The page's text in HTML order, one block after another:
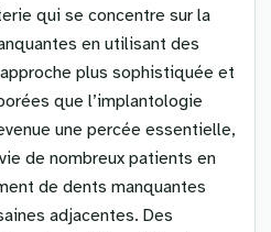
qui se concentre sur la
en utilisant des
plus sophistiquée et
que l’implantologie
une percée essentielle,
de nombreux patients en
de dents manquantes
adjacentes. Des